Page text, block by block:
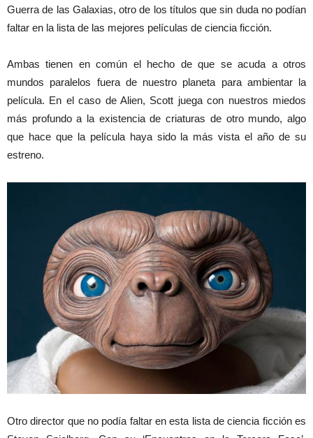
Guerra de las Galaxias, otro de los títulos que sin duda no podían
faltar en la lista de las mejores películas de ciencia ficción.
Ambas tienen en común el hecho de que se acuda a otros
mundos paralelos fuera de nuestro planeta para ambientar la
película. En el caso de Alien, Scott juega con nuestros miedos
más profundo a la existencia de criaturas de otro mundo, algo
que hace que la película haya sido la más vista el año de su
estreno.
Otro director que no podía faltar en esta lista de ciencia ficción es